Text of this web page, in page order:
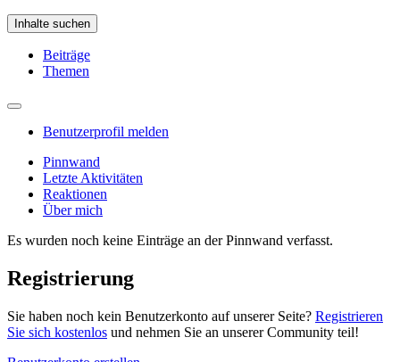
Inhalte suchen
Beiträge
Themen
Benutzerprofil melden
Pinnwand
Letzte Aktivitäten
Reaktionen
Über mich
Es wurden noch keine Einträge an der Pinnwand verfasst.
Registrierung
Sie haben noch kein Benutzerkonto auf unserer Seite? Registrieren
Sie sich kostenlos und nehmen Sie an unserer Community teil!